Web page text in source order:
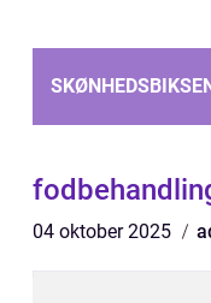
04 oktober 2025